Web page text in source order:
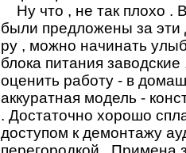
Ну что , не так плохо .
были предложены за эти
ру , можно начинать
блока питания
оценить работу - в
аккуратная модель -
. Достаточно хорошо
доступом к демонтажу